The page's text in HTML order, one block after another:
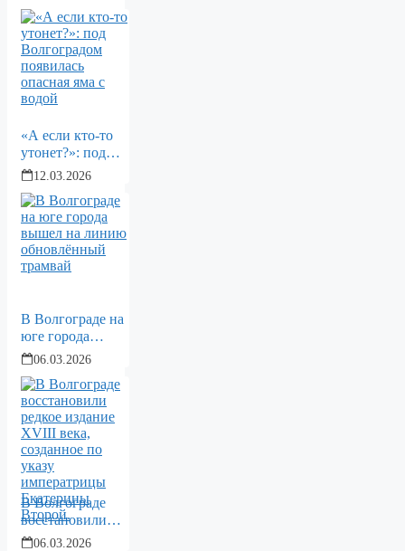
в Волгограде
«А если кто-то
утонет?»: под
Волгоградом
опасная яма с
водой
12.03.2026
В Волгограде на
юге города
вышел на линию
трамвай
06.03.2026
В Волгограде
восстановили
редкое издание
06.03.2026